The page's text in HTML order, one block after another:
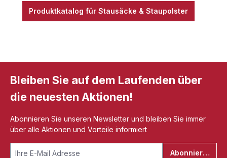
Produktkatalog für Stausäcke & Staupolster
Bleiben Sie auf dem Laufenden über
die neuesten Aktionen!
Abonnieren Sie unseren Newsletter und bleiben Sie immer
über alle Aktionen und Vorteile informiert
Abonnieren